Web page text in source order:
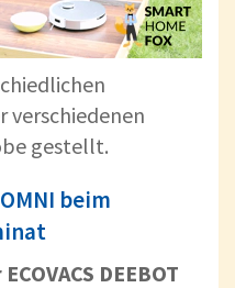
verschiedenen
gestellt.
OMNI beim
DEEBOT